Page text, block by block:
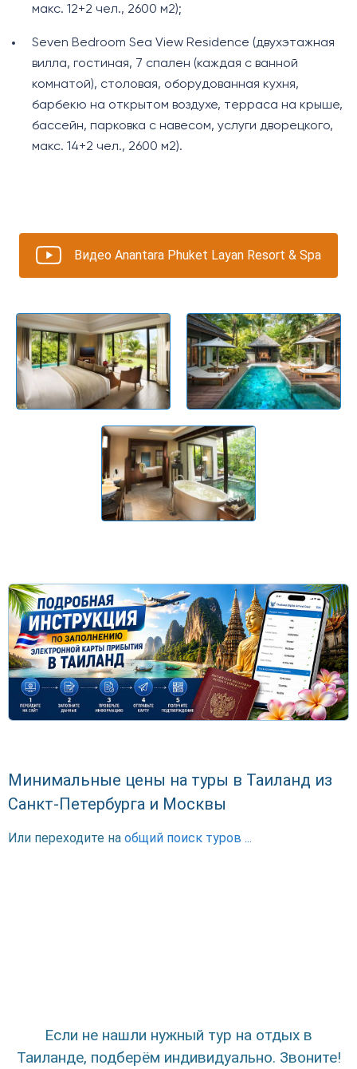
макс. 12+2 чел., 2600 м2);
Seven Bedroom Sea View Residence (двухэтажная
вилла, гостиная, 7 спален (каждая с ванной
комнатой), столовая, оборудованная кухня,
барбекю на открытом воздухе, терраса на крыше,
бассейн, парковка с навесом, услуги дворецкого,
макс. 14+2 чел., 2600 м2).
Видео Anantara Phuket Layan Resort & Spa
Минимальные цены на туры в Таиланд из
Санкт-Петербурга и Москвы
Или переходите на общий поиск туров ...
Если не нашли нужный тур на отдых в
Таиланде, подберём индивидуально. Звоните!